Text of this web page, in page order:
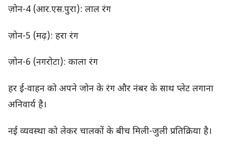
ज़ोन-4 (आर.एस.पुरा): लाल रंग
ज़ोन-5 (मढ़): हरा रंग
ज़ोन-6 (नगरोटा): काला रंग
हर ई-वाहन को अपने जोन के रंग और नंबर के साथ प्लेट लगाना
अनिवार्य है।
नई व्यवस्था को लेकर चालकों के बीच मिली-जुली प्रतिक्रिया है।